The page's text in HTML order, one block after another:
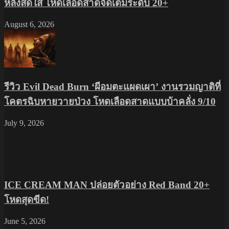
หลังสดใส โหดเลือดสาดจัดเต็มระดับ 20+
August 6, 2026
รีวิว Evil Dead Burn ‘ผีอมตะแผดเผา’ งานรวมญาติที่
โคตรฉิบหายวายป่วง โหดเลือดสาดแบบบ้าคลั่ง 9/10
July 9, 2026
ICE CREAM MAN ปล่อยตัวอย่าง Red Band 20+
โหดสุดขีด!
June 5, 2026